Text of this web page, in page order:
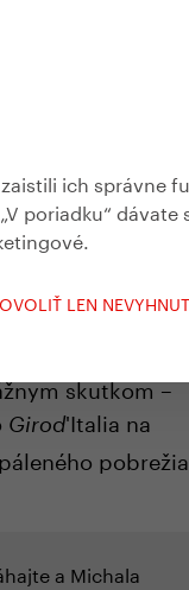
ich správne
poriadku“ dávate
LEN
ďalších
skutkom –
Girod'Italia na
pobrežia
a Michala